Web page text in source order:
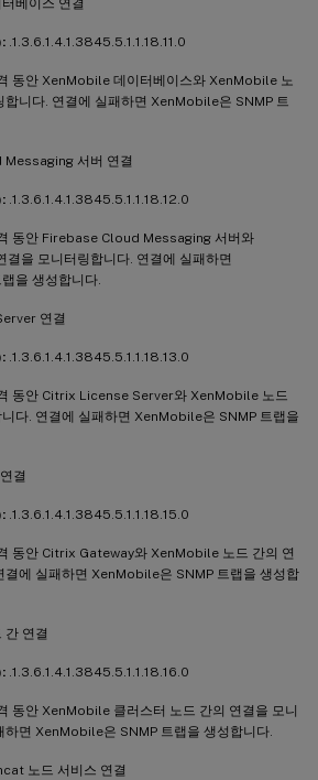
.1.3.6.1.4.1.3845.5.1.1.18.11.0
동안 XenMobile 데이터베이스와 XenMobile 노
합니다. 연결에 실패하면 XenMobile은 SNMP 트
서버 연결
.1.3.6.1.4.1.3845.5.1.1.18.12.0
동안 Firebase Cloud Messaging 서버와
을 모니터링합니다. 연결에 실패하면
을 생성합니다.
연결
.1.3.6.1.4.1.3845.5.1.1.18.13.0
동안 Citrix License Server와 XenMobile 노드
다. 연결에 실패하면 XenMobile은 SNMP 트랩을
결
.1.3.6.1.4.1.3845.5.1.1.18.15.0
동안 Citrix Gateway와 XenMobile 노드 간의 연
결에 실패하면 XenMobile은 SNMP 트랩을 생성합
연결
.1.3.6.1.4.1.3845.5.1.1.18.16.0
동안 XenMobile 클러스터 노드 간의 연결을 모니
하면 XenMobile은 SNMP 트랩을 생성합니다.
노드 서비스 연결